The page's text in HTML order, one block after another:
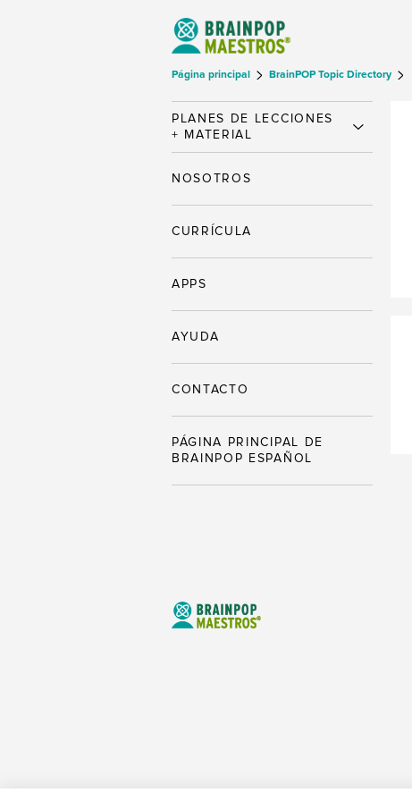
Página principal BrainPOP Topic Directory
PLANES DE LECCIONES
+ MATERIAL
NOSOTROS
CURRÍCULA
APPS
AYUDA
CONTACTO
PÁGINA PRINCIPAL DE
BRAINPOP ESPAÑOL